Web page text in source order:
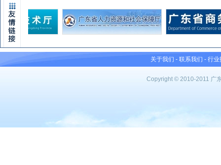
关于我们 - 联系我们 - 行业
Copyright © 2010-2011 广